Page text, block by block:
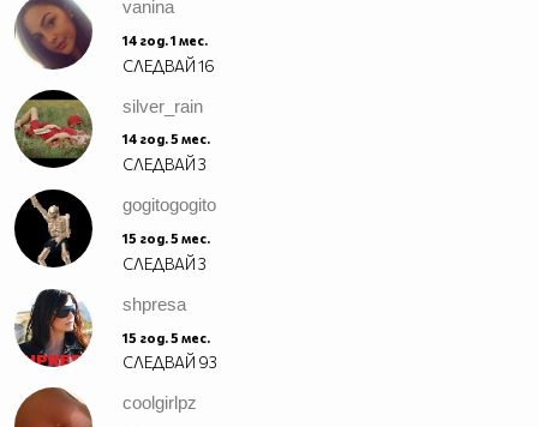
vanina
14 год. 1 мес.
СЛЕДВАЙ16
silver_rain
14 год. 5 мес.
СЛЕДВАЙ3
gogitogogito
15 год. 5 мес.
СЛЕДВАЙ3
shpresa
15 год. 5 мес.
СЛЕДВАЙ 93
coolgirlpz